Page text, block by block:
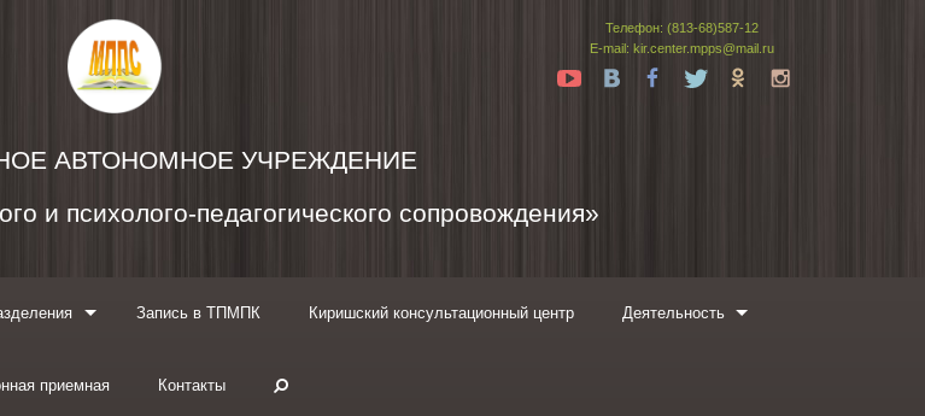
Телефон: (813-68)587-12
E-mail: kir.center.mpps@mail.ru
Yt
Tw
АВТОНОМНОЕ УЧРЕЖДЕНИЕ
и психолого-педагогического сопровождения»
Запись в ТПМПК Киришский консультационный центр Деятельность
приемная Контакты